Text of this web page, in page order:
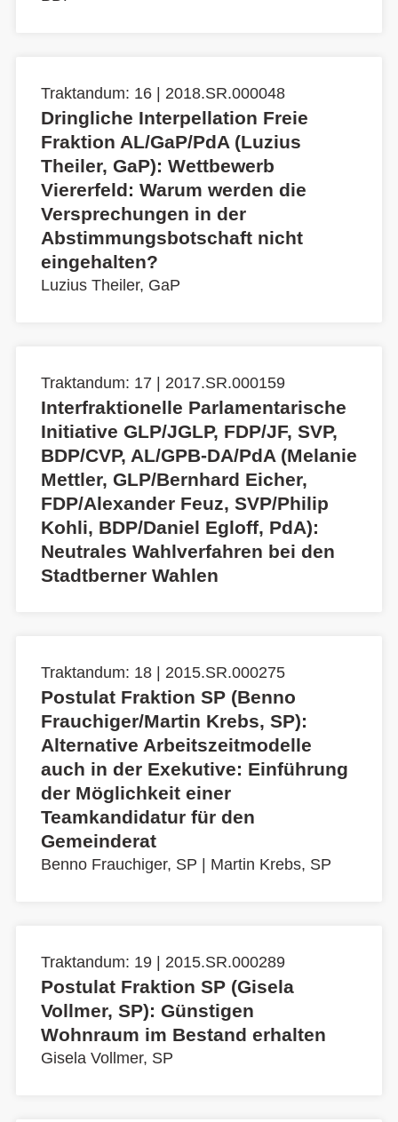
Traktandum: 16 | 2018.SR.000048
Dringliche Interpellation Freie
Fraktion AL/GaP/PdA (Luzius
Theiler, GaP): Wettbewerb
Viererfeld: Warum werden die
Versprechungen in der
Abstimmungsbotschaft nicht
eingehalten?
Luzius Theiler, GaP
Traktandum: 17 | 2017.SR.000159
Interfraktionelle Parlamentarische
Initiative GLP/JGLP, FDP/JF, SVP,
BDP/CVP, AL/GPB-DA/PdA (Melanie
Mettler, GLP/Bernhard Eicher,
FDP/Alexander Feuz, SVP/Philip
Kohli, BDP/Daniel Egloff, PdA):
Neutrales Wahlverfahren bei den
Stadtberner Wahlen
Traktandum: 18 | 2015.SR.000275
Postulat Fraktion SP (Benno
Frauchiger/Martin Krebs, SP):
Alternative Arbeitszeitmodelle
auch in der Exekutive: Einführung
der Möglichkeit einer
Teamkandidatur für den
Gemeinderat
Benno Frauchiger, SP Martin Krebs, SP
Traktandum: 19 | 2015.SR.000289
Postulat Fraktion SP (Gisela
Vollmer, SP): Günstigen
Wohnraum im Bestand erhalten
Gisela Vollmer, SP